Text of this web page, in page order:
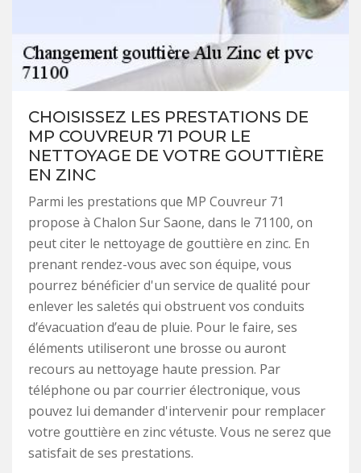
CHOISISSEZ LES PRESTATIONS DE
MP COUVREUR 71 POUR LE
NETTOYAGE DE VOTRE GOUTTIÈRE
EN ZINC
Parmi les prestations que MP Couvreur 71
propose à Chalon Sur Saone, dans le 71100, on
peut citer le nettoyage de gouttière en zinc. En
prenant rendez-vous avec son équipe, vous
pourrez bénéficier d'un service de qualité pour
enlever les saletés qui obstruent vos conduits
d’évacuation d’eau de pluie. Pour le faire, ses
éléments utiliseront une brosse ou auront
recours au nettoyage haute pression. Par
téléphone ou par courrier électronique, vous
pouvez lui demander d'intervenir pour remplacer
votre gouttière en zinc vétuste. Vous ne serez que
satisfait de ses prestations.